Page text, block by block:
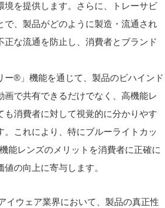
境を提供します。さらに、トレーサビ
で、製品がどのように製造・流通され
正な流通を防止し、消費者とブランド
ー®」機能を通じて、製品のビハインド
画で共有できるだけでなく、高機能レ
も消費者に対して視覚的に分かりやす
。これにより、特にブルーライトカッ
能レンズのメリットを消費者に正確に
の向上に寄与します。
イウェア業界において、製品の真正性